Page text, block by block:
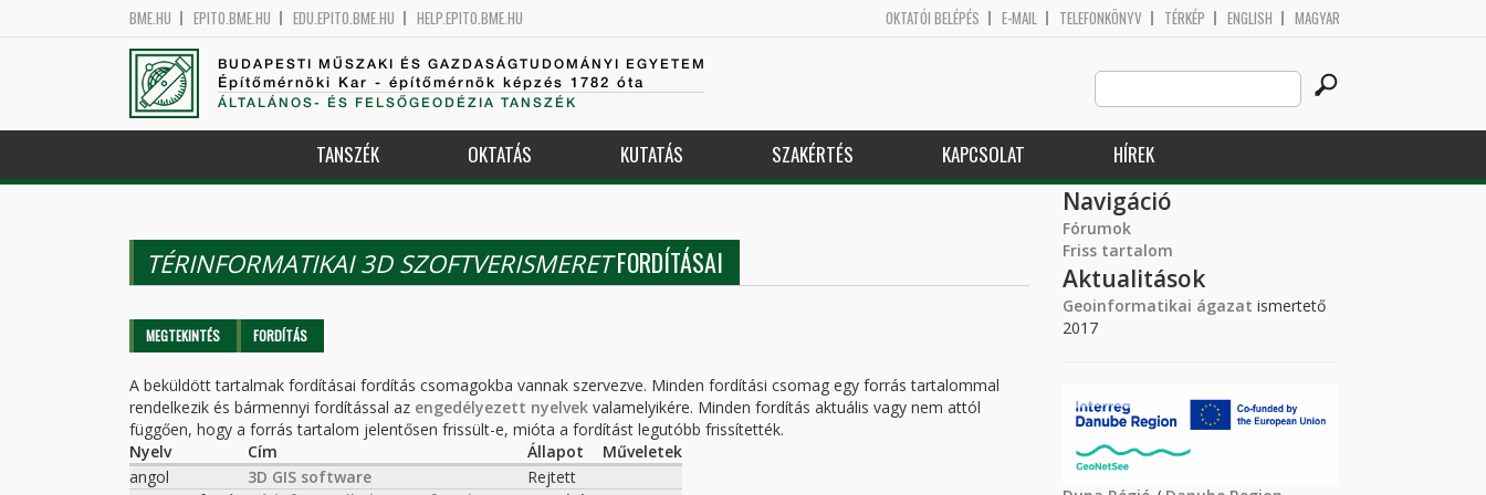
BME.HU EPITO.BME.HU EDU.EPITO.BME.HU HELP.EPITO.BME.HU OKTATÓI BELÉPÉS E-MAIL TELEFONKÖNYV TÉRKÉP ENGLISH MAGYAR
BUDAPESTI MŰSZAKI ÉS GAZDASÁGTUDOMÁNYI EGYETEM
Építőmérnöki Kar - építőmérnök képzés 1782 óta
ÁLTALÁNOS- ÉS FELSŐGEODÉZIA TANSZÉK
Search
this
site
TANSZÉK OKTATÁS KUTATÁS SZAKÉRTÉS KAPCSOLAT HÍREK
TÉRINFORMATIKAI 3D SZOFTVERISMERETFORDÍTÁSAI
Elsődleges fülek
MEGTEKINTÉS FORDÍTÁS
A beküldött tartalmak fordításai fordítás csomagokba vannak szervezve. Minden fordítási csomag egy forrás tartalommal
rendelkezik és bármennyi fordítással az engedélyezett nyelvek valamelyikére. Minden fordítás aktuális vagy nem attól
függően, hogy a forrás tartalom jelentősen frissült-e, mióta a fordítást legutóbb frissítették.
Nyelv
Cím Állapot
Műveletek
angol
3D GIS software
Rejtett
Navigáció
Fórumok
Friss tartalom
Aktualitások
Geoinformatikai ágazat ismertető
2017